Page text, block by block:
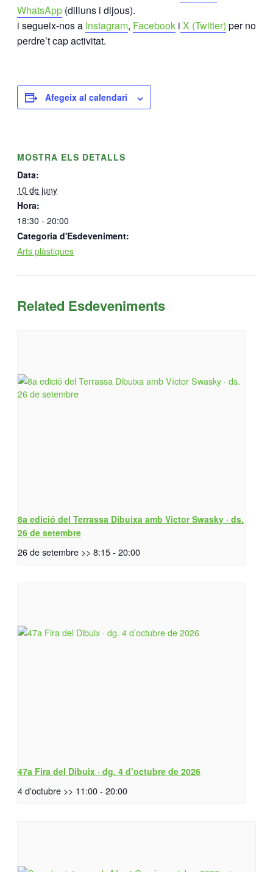
WhatsApp (dilluns i dijous).
i segueix-nos a Instagram, Facebook i X (Twitter) per no
perdre’t cap activitat.
Afegeix al calendari
MOSTRA ELS DETALLS
Data:
10 de juny
Hora:
18:30 - 20:00
Categoria d'Esdeveniment:
Arts plàstiques
Related Esdeveniments
8a edició del Terrassa Dibuixa amb Víctor Swasky · ds.
26 de setembre
26 de setembre >> 8:15- 20:00
47a Fira del Dibuix · dg. 4 d’octubre de 2026
4 d'octubre >> 11:00- 20:00